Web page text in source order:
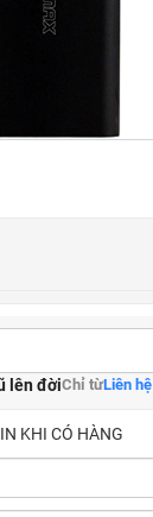
lên đờiChỉ từLiên hệ
KHI CÓ HÀNG